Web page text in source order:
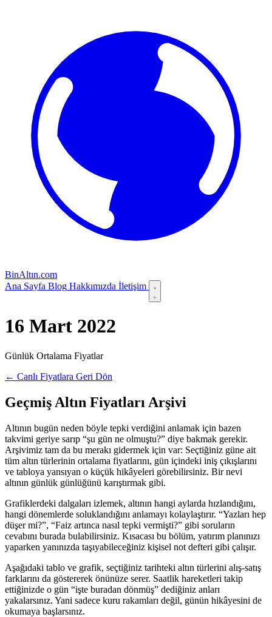
BinAltın.com
Ana Sayfa Blog Hakkımızda İletişim
16 Mart 2022
Günlük Ortalama Fiyatlar
← Canlı Fiyatlara Geri Dön
Geçmiş Altın Fiyatları Arşivi
Altının bugün neden böyle tepki verdiğini anlamak için bazen
takvimi geriye sarıp “şu gün ne olmuştu?” diye bakmak gerekir.
Arşivimiz tam da bu merakı gidermek için var: Seçtiğiniz güne ait
tüm altın türlerinin ortalama fiyatlarını, gün içindeki iniş çıkışlarını
ve tabloya yansıyan o küçük hikâyeleri görebilirsiniz. Bir nevi
altının günlük günlüğünü karıştırmak gibi.
Grafiklerdeki dalgaları izlemek, altının hangi aylarda hızlandığını,
hangi dönemlerde soluklandığını anlamayı kolaylaştırır. “Yazları hep
düşer mi?”, “Faiz artınca nasıl tepki vermişti?” gibi soruların
cevabını burada bulabilirsiniz. Kısacası bu bölüm, yatırım planınızı
yaparken yanınızda taşıyabileceğiniz kişisel not defteri gibi çalışır.
Aşağıdaki tablo ve grafik, seçtiğiniz tarihteki altın türlerini alış-satış
farklarını da göstererek önünüze serer. Saatlik hareketleri takip
ettiğinizde o gün “işte buradan dönmüş” dediğiniz anları
yakalarsınız. Yani sadece kuru rakamları değil, günün hikâyesini de
okumaya başlarsınız.